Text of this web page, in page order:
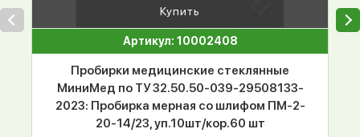
Купить
Артикул: 10002408
Пробирки медицинские стеклянные
МиниМед по ТУ 32.50.50-039-29508133-
2023: Пробирка мерная со шлифом ПМ-2-
20-14/23, уп.10шт/кор.60 шт